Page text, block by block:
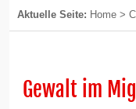
Aktuelle Seite: Home >
Gewalt im